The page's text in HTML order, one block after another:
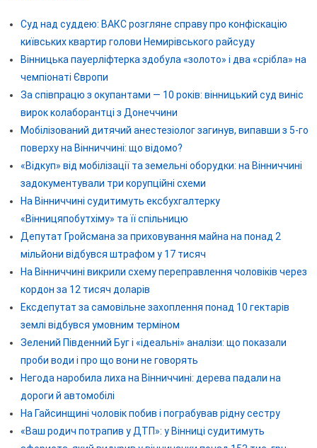
Суд над суддею: ВАКС розгляне справу про конфіскацію
київських квартир голови Немирівського райсуду
Вінницька пауерліфтерка здобула «золото» і два «срібла» на
чемпіонаті Європи
За співпрацю з окупантами — 10 років: вінницький суд виніс
вирок колаборантці з Донеччини
Мобілізований дитячий анестезіолог загинув, випавши з 5-го
поверху на Вінниччині: що відомо?
«Відкуп» від мобілізації та земельні оборудки: на Вінниччині
задокументували три корупційні схеми
На Вінниччині судитимуть ексбухгалтерку
«Вінницяпобутхіму» та її спільницю
Депутат Гройсмана за приховування майна на понад 2
мільйони відбувся штрафом у 17 тисяч
На Вінниччині викрили схему переправлення чоловіків через
кордон за 12 тисяч доларів
Ексдепутат за самовільне захоплення понад 10 гектарів
землі відбувся умовним терміном
Зелений Південний Буг і «ідеальні» аналізи: що показали
проби води і про що вони не говорять
Негода наробила лиха на Вінниччині: дерева падали на
дороги й автомобілі
На Гайсинщині чоловік побив і пограбував рідну сестру
«Ваш родич потрапив у ДТП»: у Вінниці судитимуть